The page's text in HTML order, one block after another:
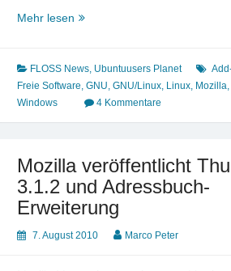
Mehr lesen Firefox
Menü-
Button
auch
FLOSS News, Ubuntuusers Planet
Freie Software, GNU, GNU/Linux, Linux, Mozilla,
Windows
4 Kommentare
Mozilla veröffentlicht
3.1.2 und Adressbuch-
Erweiterung
7. August 2010 Marco Peter